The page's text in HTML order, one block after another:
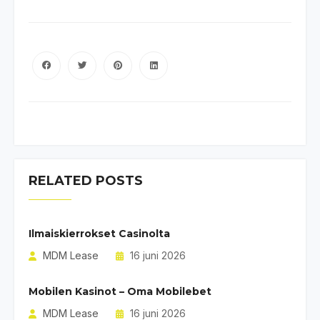
RELATED POSTS
Ilmaiskierrokset Casinolta
MDM Lease 16 juni 2026
Mobilen Kasinot – Oma Mobilebet
MDM Lease 16 juni 2026